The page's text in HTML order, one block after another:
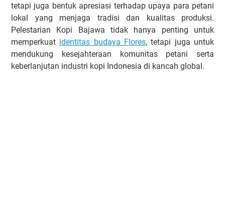
tetapi juga bentuk apresiasi terhadap upaya para petani
lokal yang menjaga tradisi dan kualitas produksi.
Pelestarian Kopi Bajawa tidak hanya penting untuk
memperkuat identitas budaya Flores, tetapi juga untuk
mendukung kesejahteraan komunitas petani serta
keberlanjutan industri kopi Indonesia di kancah global.